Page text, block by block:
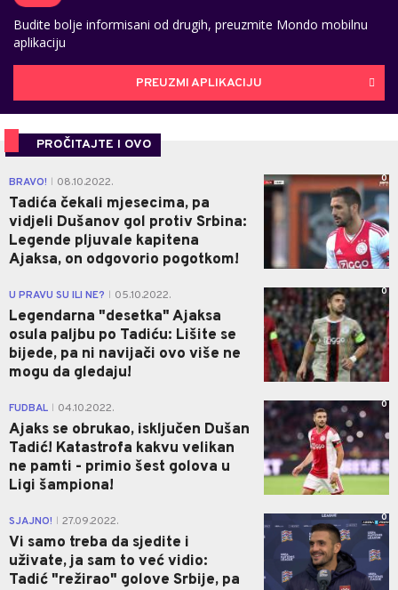
Budite bolje informisani od drugih, preuzmite Mondo mobilnu
aplikaciju
PREUZMI APLIKACIJU
PROČITAJTE I OVO
BRAVO! 08.10.2022.
Tadića čekali mjesecima, pa
vidjeli Dušanov gol protiv Srbina:
Legende pljuvale kapitena
Ajaksa, on odgovorio pogotkom!
0
U PRAVU SU ILI NE? 05.10.2022.
Legendarna "desetka" Ajaksa
osula paljbu po Tadiću: Lišite se
bijede, pa ni navijači ovo više ne
mogu da gledaju!
0
FUDBAL 04.10.2022.
Ajaks se obrukao, isključen Dušan
Tadić! Katastrofa kakvu velikan
ne pamti - primio šest golova u
Ligi šampiona!
0
SJAJNO! 27.09.2022.
Vi samo treba da sjedite i
uživate, ja sam to već vidio:
Tadić "režirao" golove Srbije, pa
0